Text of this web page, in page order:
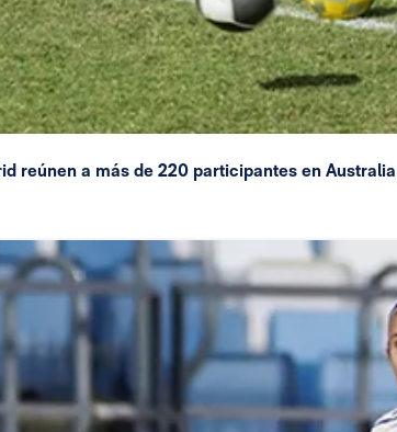
reúnen a más de 220 participantes en Australia